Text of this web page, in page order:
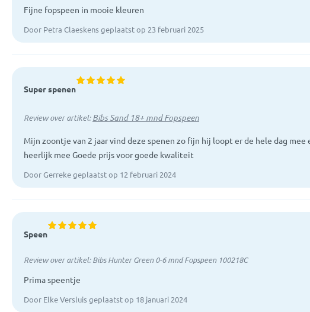
Fijne fopspeen in mooie kleuren
Door Petra Claeskens geplaatst op 23 februari 2025
Super spenen
Review over artikel:Bibs Sand 18+ mnd Fopspeen
Mijn zoontje van 2 jaar vind deze spenen zo fijn hij loopt er de hele dag mee
heerlijk mee Goede prijs voor goede kwaliteit
Door Gerreke geplaatst op 12 februari 2024
Speen
Review over artikel:Bibs Hunter Green 0-6 mnd Fopspeen 100218C
Prima speentje
Door Elke Versluis geplaatst op 18 januari 2024